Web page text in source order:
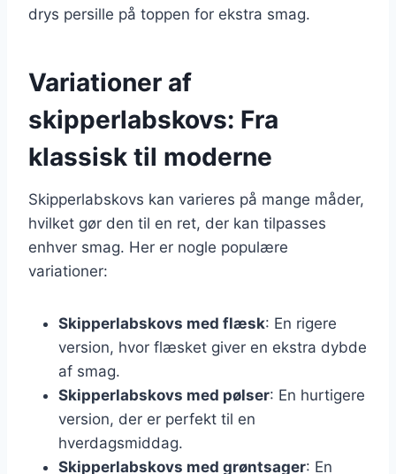
drys persille på toppen for ekstra smag.
Variationer af
skipperlabskovs: Fra
klassisk til moderne
Skipperlabskovs kan varieres på mange måder,
hvilket gør den til en ret, der kan tilpasses
enhver smag. Her er nogle populære
variationer:
Skipperlabskovs med flæsk: En rigere
version, hvor flæsket giver en ekstra dybde
af smag.
Skipperlabskovs med pølser: En hurtigere
version, der er perfekt til en
hverdagsmiddag.
Skipperlabskovs med grøntsager: En